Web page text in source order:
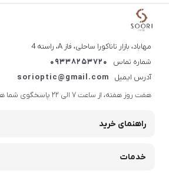
دی 25, 1403مهاباد، بازار تاناکورا ساحلی، فاز A، راسته 4
شماره تماس
09338253720
آدرس ایمیل
sorioptic@gmail.com
هفت روز هفته، از ساعت 7 الی 22 پاسخگوی شما هستیم.
راهنمای خرید
خدمات